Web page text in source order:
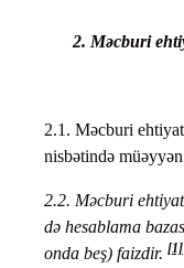
2. Məcburi
2.1. Məcburi
nisbətində
2.2. Məcburi
də hesablama
onda beş) faizdir. [1]